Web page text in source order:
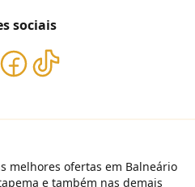
sociais
melhores ofertas em Balneário
e também nas demais